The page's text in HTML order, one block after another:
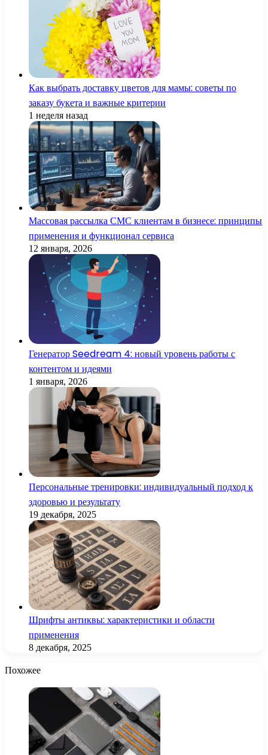
Как выбрать доставку цветов для мамы: советы по
заказу букета и важные критерии
1 неделя назад
Массовая рассылка СМС клиентам в бизнесе: принципы
применения и функционал сервиса
12 января, 2026
Генератор Seedream 4: новый уровень работы с
контентом и идеями
1 января, 2026
Персональные тренировки: индивидуальный подход к
здоровью и результату
19 декабря, 2025
Шрифты антиквы: характеристики и области
применения
8 декабря, 2025
Похожее